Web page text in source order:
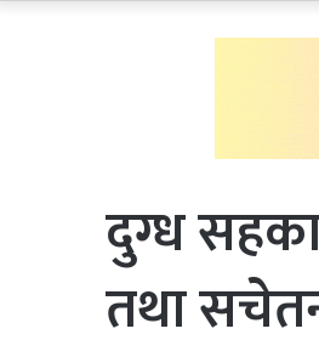
दुग्ध
तथा